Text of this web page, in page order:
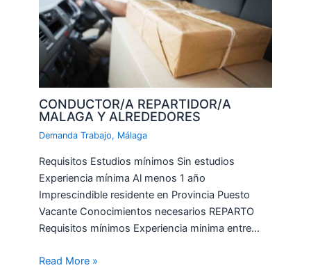
CONDUCTOR/A REPARTIDOR/A
MALAGA Y ALREDEDORES
Demanda Trabajo, Málaga
Requisitos Estudios mínimos Sin estudios
Experiencia mínima Al menos 1 año
Imprescindible residente en Provincia Puesto
Vacante Conocimientos necesarios REPARTO
Requisitos mínimos Experiencia minima entre…
Read More »